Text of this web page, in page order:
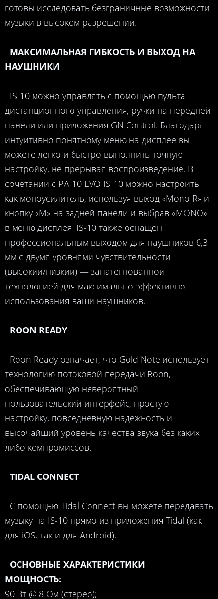
готовы исследовать безграничные возможности
музыки в высоком разрешении.
МАКСИМАЛЬНАЯ ГИБКОСТЬ И ВЫХОД НА
НАУШНИКИ
IS-10 можно управлять с помощью пульта
дистанционного управления, ручки на передней
панели или приложения GN Control. Благодаря
интуитивно понятному меню на дисплее вы
можете легко и быстро выполнить точную
настройку, не прерывая воспроизведение. В
сочетании с PA-10 EVO IS-10 можно настроить
как моноусилитель, используя выход «Mono R» и
кнопку «M» на задней панели и выбрав «MONO»
в меню дисплея. IS-10 также оснащен
профессиональным выходом для наушников 6,3
мм с двумя уровнями чувствительности
(высокий/низкий) — запатентованной
технологией для максимально эффективно
использования ваши наушников.
ROON READY
Roon Ready означает, что Gold Note использует
технологию потоковой передачи Roon,
обеспечивающую невероятный
пользовательский интерфейс, простую
настройку, повседневную надежность и
высочайший уровень качества звука без каких-
либо компромиссов.
TIDAL CONNECT
С помощью Tidal Connect вы можете передавать
музыку на IS-10 прямо из приложения Tidal (как
для iOS, так и для Android).
ОСНОВНЫЕ ХАРАКТЕРИСТИКИ
МОЩНОСТЬ:
90 Вт @ 8 Ом (стерео);